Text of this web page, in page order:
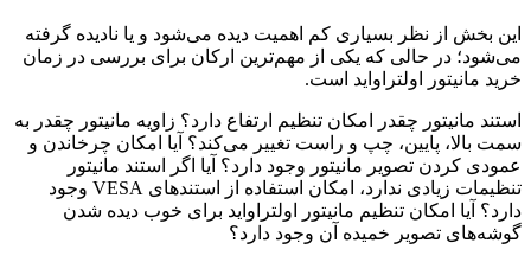
این بخش از نظر بسیاری کم اهمیت دیده می‌شود و یا نادیده گرفته
می‌شود؛ در حالی که یکی از مهم‌ترین ارکان برای بررسی در زمان
خرید مانیتور اولتراواید است.
استند مانیتور چقدر امکان تنظیم ارتفاع دارد؟ زاویه مانیتور چقدر به
سمت بالا، پایین، چپ و راست تغییر می‌کند؟ آیا امکان چرخاندن و
عمودی کردن تصویر مانیتور وجود دارد؟ آیا اگر استند مانیتور
تنظیمات زیادی ندارد، امکان استفاده از استندهای VESA وجود
دارد؟ آیا امکان تنظیم مانیتور اولتراواید برای خوب دیده شدن
گوشه‌های تصویر خمیده آن وجود دارد؟